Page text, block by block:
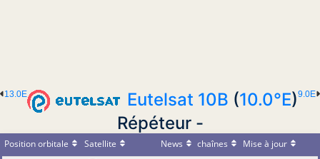
9.0E
13.0E Eutelsat 10B (10.0°E)
Répéteur -
Position orbitale Satellite News chaînes
Mise à jour